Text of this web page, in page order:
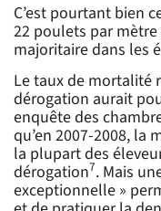
C’est pourtant bien
22 poulets par
majoritaire dans les
Le taux de mortalité
dérogation aurait
enquête des
qu’en 2007-2008, la
la plupart des
dérogation7. Mais
exceptionnelle »